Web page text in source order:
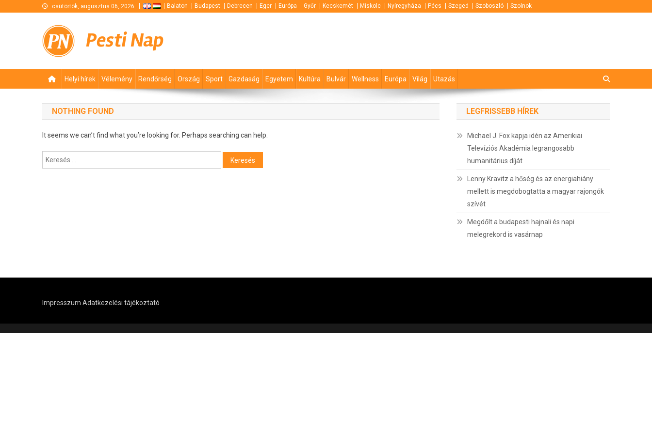
csütörtök, augusztus 06, 2026 Balaton Budapest Debrecen Eger Európa Győr Kecskemét Miskolc Nyíregyháza Pécs Szeged Szoboszló Szolnok
Pesti Nap
Helyi hírek Vélemény Rendőrség Ország Sport Gazdaság Egyetem Kultúra Bulvár Wellness Európa Világ Utazás
NOTHING FOUND
It seems we can’t find what you’re looking for. Perhaps searching can help.
Keresés:
LEGFRISSEBB HÍREK
Michael J. Fox kapja idén az Amerikiai
Televíziós Akadémia legrangosabb
humanitárius díját
Lenny Kravitz a hőség és az energiahiány
mellett is megdobogtatta a magyar rajongók
szívét
Megdőlt a budapesti hajnali és napi
melegrekord is vasárnap
Impresszum Adatkezelési tájékoztató